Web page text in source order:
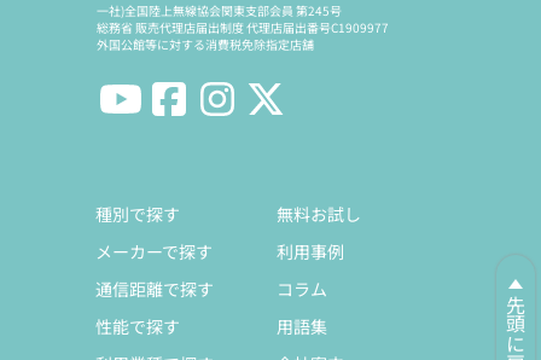
一社)全国陸上無線協会関東支部会員 第245号
総務省 販売代理店届出制度 代理店届出番号C1909977
外国公館等に対する消費税免除指定店舗
種別で探す
メーカーで探す
通信距離で探す
性能で探す
無料お試し
利用事例
コラム
用語集